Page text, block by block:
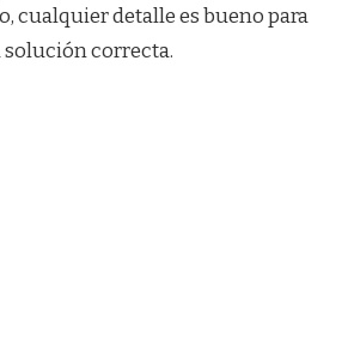
cualquier detalle es bueno para
solución correcta.